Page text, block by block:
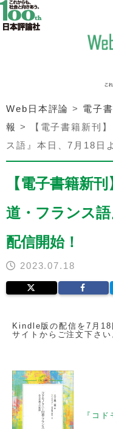
Web日本評論 > 電子
報 >
【電子書籍新刊
ス語』本日、7月18日
【電子書籍新
道・フランス
配信開始！
2023.07.18
Kindle版の配信を7月
サイトからご注文下さい
『コ